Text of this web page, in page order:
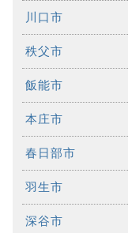
川口市
秩父市
飯能市
本庄市
春日部市
羽生市
深谷市